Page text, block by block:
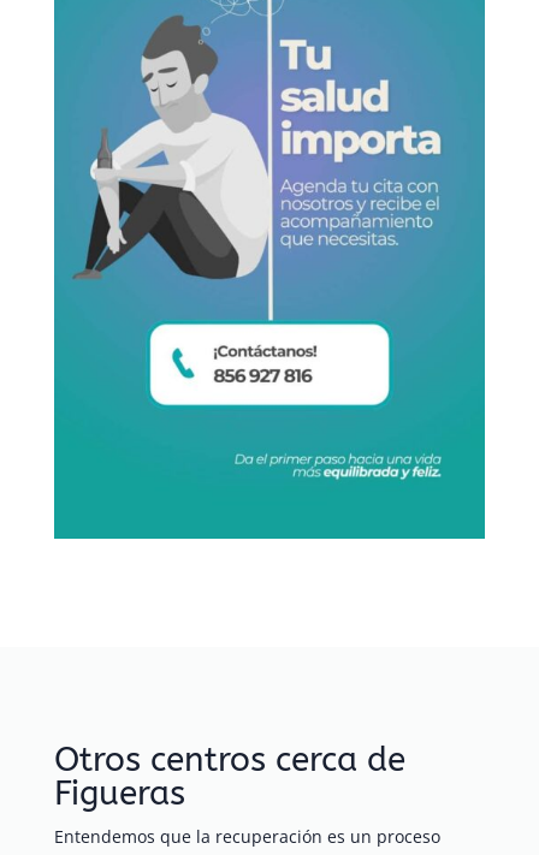
Otros centros cerca de
Figueras
Entendemos que la recuperación es un proceso